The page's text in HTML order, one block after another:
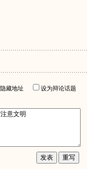
隐藏地址
设为辩论话题